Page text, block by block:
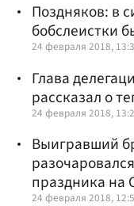
Поздняков: в
бобслеистки
24 февраля 2018,
Глава
рассказал о
24 февраля 2018,
Выигравший
праздника на
24 февраля 2018,